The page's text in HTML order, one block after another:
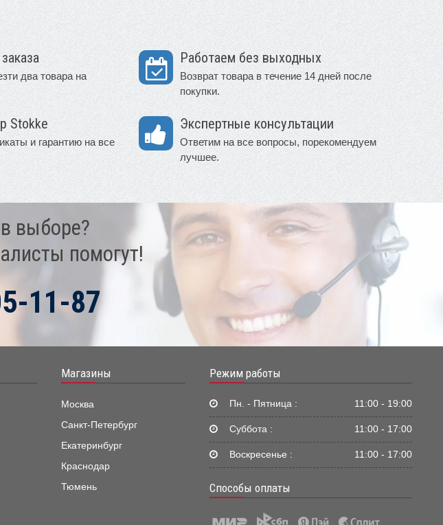
два товара на
Работаем без выходных
Возврат товара в течение 14 дней после
покупки.
Stokke
и гарантию на все
Экспертные консультации
Ответим на все вопросы, порекомендуем
лучшее.
выборе?
помогут!
11-87
Магазины
Москва
Санкт-Петербург
Екатеринбург
Краснодар
Тюмень
Режим работы
Пн. - Пятница : 11:00 - 19:00
Суббота : 11:00 - 17:00
Воскресенье : 11:00 - 17:00
Способы оплаты